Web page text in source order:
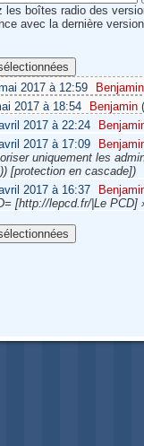
les boîtes radio des
avec la dernière
2017 à 12:59‎ Benjamin
2017 à 18:54‎ Benjamin (
2017 à 22:24‎
2017 à 17:09‎
uniquement les
[protection en cascade])
2017 à 16:37‎
[http://lepcd.fr/|Le PCD]